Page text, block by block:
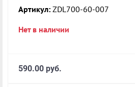
Артикул: ZDL700-60-007
Нет в наличии
590.00 руб.